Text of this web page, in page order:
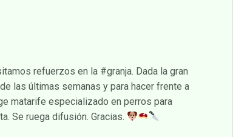
refuerzos en la #granja. Dada la gran
las últimas semanas y para hacer frente a
matarife especializado en perros para
Se ruega difusión. Gracias.